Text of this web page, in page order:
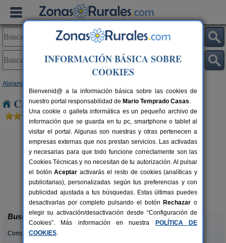
Alojamientos
Casas Rurales cerca de Asturianos
4 pers.
desde30 €
Casa Rural El Barricuevo
Almeida de Sayago (Zamora)
Buscar
Comunidades:
INFORMACIÓN BÁSICA SOBRE
COOKIES
Bienvenid@ a la información básica sobre las cookies de
nuestro portal responsabilidad de Mario Temprado Casas.
Una cookie o galleta informática es un pequeño archivo de
información que se guarda en tu pc, smartphone o tablet al
visitar el portal. Algunas son nuestras y otras pertenecen a
empresas externas que nos prestan servicios. Las activadas
y necesarias para que todo funcione correctamente son las
Cookies Técnicas y no necesitan de tu autorización. Al pulsar
el botónAceptar activarás el resto de cookies (analíticas y
publicitarias), personalizadas según tus preferencias y con
publicidad ajustada a tus búsquedas. Estas últimas puedes
desactivarlas por completo pulsando el botón Rechazar o
elegir su activación/desactivación desde “Configuración de
Cookies”. Más información en nuestra
POLÍTICA DE
COOKIES.